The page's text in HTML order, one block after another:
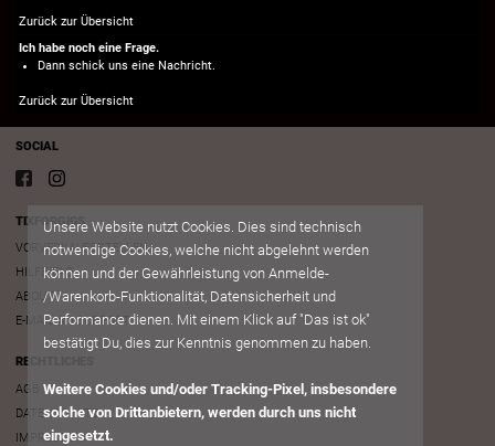
Zurück zur Übersicht
Ich habe noch eine Frage.
Dann schick uns eine Nachricht.
Zurück zur Übersicht
SOCIAL
TIXFORGIGS
VORVERKAUFSSTELLEN
HILFE/FAQ
ABOUT
E-MAIL AN SUPPORT
RECHTLICHES
AGB
DATENSCHUTZ
IMPRESSUM
Unsere Website nutzt Cookies. Dies sind technisch
notwendige Cookies, welche nicht abgelehnt werden
können und der Gewährleistung von Anmelde-
/Warenkorb-Funktionalität, Datensicherheit und
Performance dienen. Mit einem Klick auf "Das ist ok"
bestätigt Du, dies zur Kenntnis genommen zu haben.
Weitere Cookies und/oder Tracking-Pixel, insbesondere
solche von Drittanbietern, werden durch uns nicht
eingesetzt.